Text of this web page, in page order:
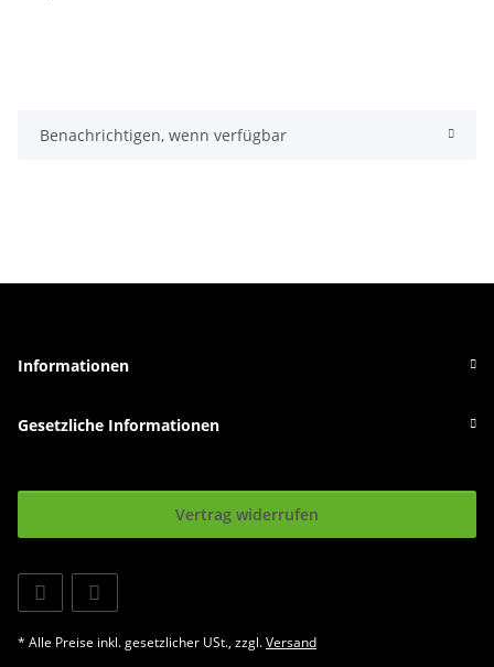
Benachrichtigen, wenn verfügbar
Informationen
Gesetzliche Informationen
Vertrag widerrufen
* Alle Preise inkl. gesetzlicher USt., zzgl.Versand